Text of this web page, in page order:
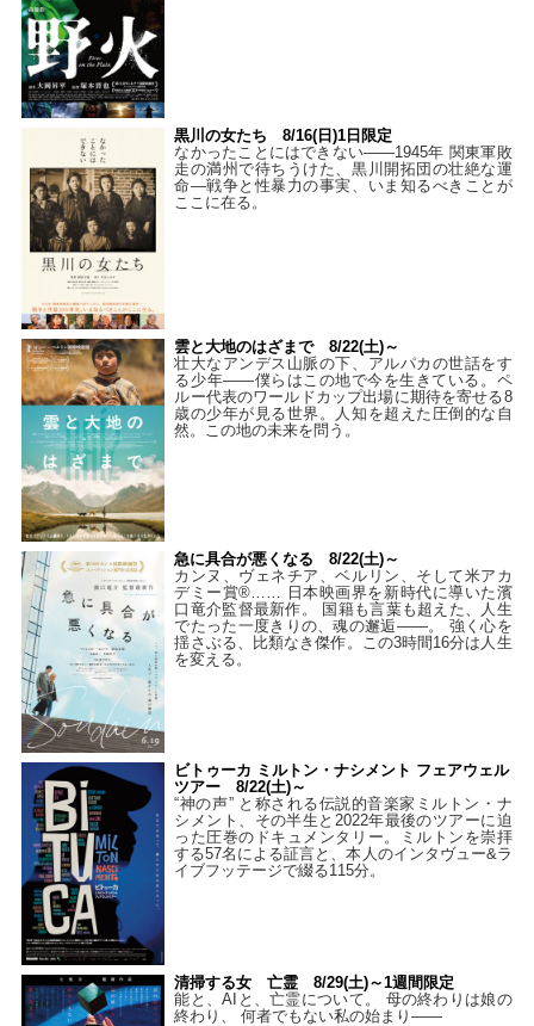
黒川の女たち 8/16(日)1日限定
なかったことにはできない——1945年 関東軍敗
走の満州で待ちうけた、黒川開拓団の壮絶な運
命―戦争と性暴力の事実、いま知るべきことが
ここに在る。
雲と大地のはざまで 8/22(土)～
壮大なアンデス山脈の下、アルパカの世話をす
る少年――僕らはこの地で今を生きている。ペ
ルー代表のワールドカップ出場に期待を寄せる8
歳の少年が見る世界。人知を超えた圧倒的な自
然。この地の未来を問う。
急に具合が悪くなる 8/22(土)～
カンヌ、ヴェネチア、ベルリン、そして米アカ
デミー賞®…… 日本映画界を新時代に導いた濱
口竜介監督最新作。 国籍も言葉も超えた、人生
でたった一度きりの、魂の邂逅――。 強く心を
揺さぶる、比類なき傑作。この3時間16分は人生
を変える。
ビトゥーカ ミルトン・ナシメント フェアウェル
ツアー 8/22(土)～
“神の声” と称される伝説的音楽家ミルトン・ナ
シメント、その半生と2022年最後のツアーに迫
った圧巻のドキュメンタリー。ミルトンを崇拝
する57名による証言と、本人のインタヴュー&ラ
イブフッテージで綴る115分。
清掃する女 亡霊 8/29(土)～1週間限定
能と、AIと、亡霊について。 母の終わりは娘の
終わり、 何者でもない私の始まり――